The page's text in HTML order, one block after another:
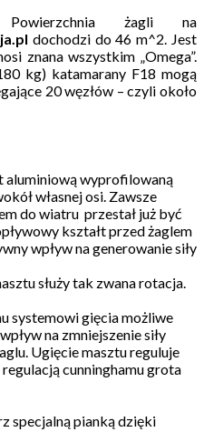
żagli na
dochodzi do 46 m^2. Jest
znana wszystkim „Omega”.
kg) katamarany F18 mogą
20 węzłów – czyli około
aluminiową wyprofilowaną
własnej osi. Zawsze
do wiatru przestał już być
kształt przed żaglem
wpływ na generowanie siły
służy tak zwana rotacja.
systemowi gięcia możliwe
na zmniejszenie siły
Ugięcie masztu reguluje
cunninghamu grota
specjalną pianką dzięki